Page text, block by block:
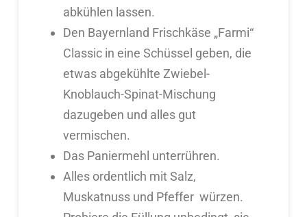
abkühlen lassen.
Den Bayernland Frischkäse „Farmi“
Classic in eine Schüssel geben, die
etwas abgekühlte Zwiebel-
Knoblauch-Spinat-Mischung
dazugeben und alles gut
vermischen.
Das Paniermehl unterrühren.
Alles ordentlich mit Salz,
Muskatnuss und Pfeffer würzen.